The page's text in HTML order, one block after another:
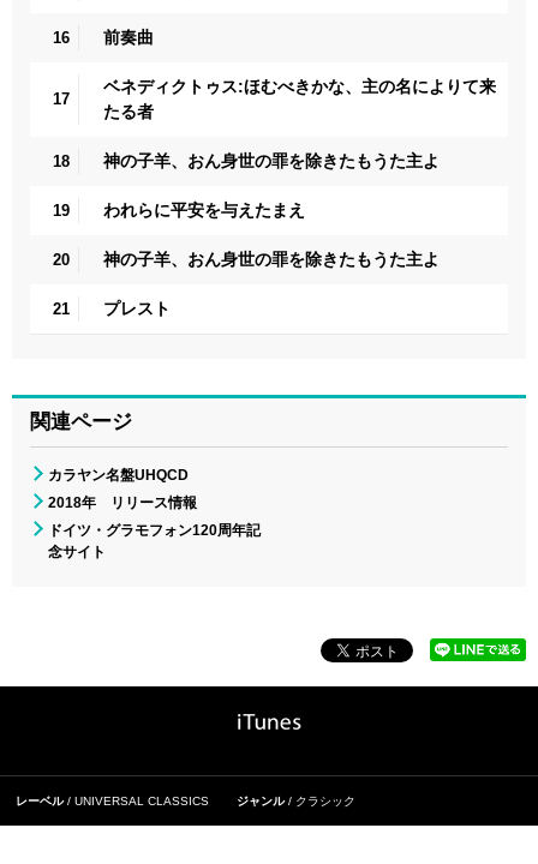
16 前奏曲
17
ベネディクトゥス:ほむべきかな、主の名によりて来
たる者
18 神の子羊、おん身世の罪を除きたもうた主よ
19 われらに平安を与えたまえ
20 神の子羊、おん身世の罪を除きたもうた主よ
21 プレスト
関連ページ
カラヤン名盤UHQCD
2018年 リリース情報
ドイツ・グラモフォン120周年記
念サイト
レーベル UNIVERSAL CLASSICS ジャンル クラシック